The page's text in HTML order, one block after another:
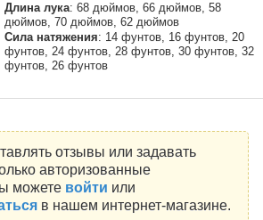
Длина лука: 68 дюймов, 66 дюймов, 58
дюймов, 70 дюймов, 62 дюймов
Сила натяжения: 14 фунтов, 16 фунтов, 20
фунтов, 24 фунтов, 28 фунтов, 30 фунтов, 32
фунтов, 26 фунтов
отзывы или задавать
авторизованные
можете войти или
в нашем интернет-магазине.